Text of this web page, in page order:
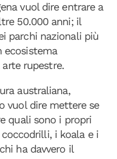
vuol dire entrare a
50.000 anni; il
parchi nazionali più
ecosistema
rupestre.
australiana,
vuol dire mettere se
quali sono i propri
i koala e i
ha davvero il